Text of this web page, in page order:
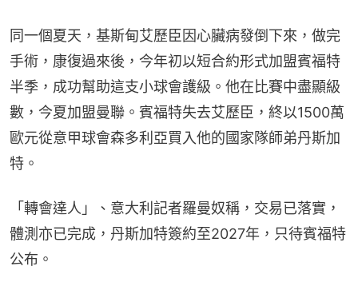
同一個夏天，基斯甸艾歷臣因心臟病發倒下來，做完
手術，康復過來後，今年初以短合約形式加盟賓福特
半季，成功幫助這支小球會護級。他在比賽中盡顯級
數，今夏加盟曼聯。賓福特失去艾歷臣，終以1500萬
歐元從意甲球會森多利亞買入他的國家隊師弟丹斯加
特。
「轉會達人」、意大利記者羅曼奴稱，交易已落實，
體測亦已完成，丹斯加特簽約至2027年，只待賓福特
公布。